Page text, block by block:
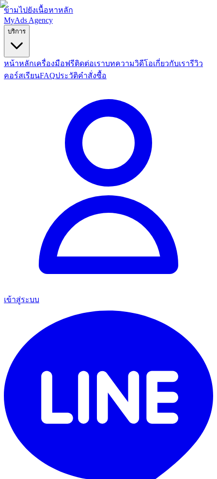
ข้ามไปยังเนื้อหาหลัก
MyAds Agency
บริการ
หน้าหลักเครื่องมือฟรีติดต่อเราบทความวิดีโอเกี่ยวกับเรารีวิว
คอร์สเรียนFAQประวัติคำสั่งซื้อ
เข้าสู่ระบบ